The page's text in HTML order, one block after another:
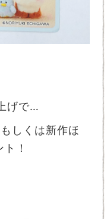
げで…
しくは新作ほ
！